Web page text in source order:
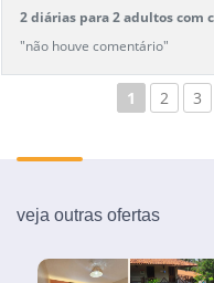
2 diárias para 2 adultos com
criança até 7 anos)
"não houve comentário"
1 2 3
veja outras ofertas